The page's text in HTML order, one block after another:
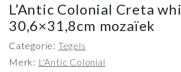
L’Antic Colonial Creta
30,6×31,8cm mozaïek
Categorie: Tegels
Merk: L'Antic Colonial